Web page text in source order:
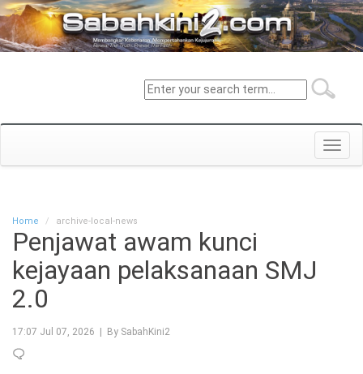
Home archive-local-news
Penjawat awam kunci
kejayaan pelaksanaan SMJ
2.0
17:07 Jul 07, 2026 | By SabahKini2